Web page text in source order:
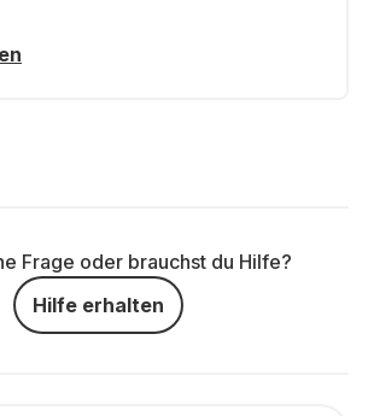
Frage oder brauchst du Hilfe?
Hilfe erhalten